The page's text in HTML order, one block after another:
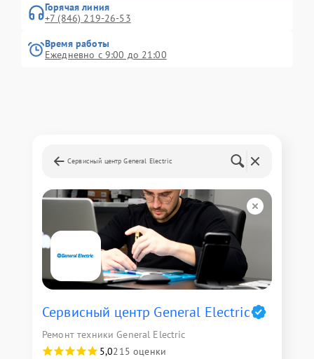
Горячая линия
+7 (846) 219-26-53
Время работы
Ежедневно с 9:00 до 21:00
Сервисный центр General Electric
Сервисный центр General Electric
Ремонт техники General Electric
5,0215 оценки